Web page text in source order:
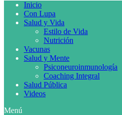
Inicio
Con Lupa
Salud y Vida
Estilo de Vida
Nutrición
Vacunas
Salud y Mente
Psiconeuroinmunología
Coaching Integral
Salud Pública
Videos
Menú